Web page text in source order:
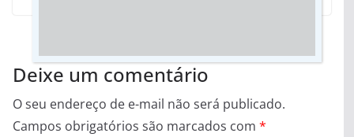
Deixe um comentário
O seu endereço de e-mail não será publicado.
Campos obrigatórios são marcados com *